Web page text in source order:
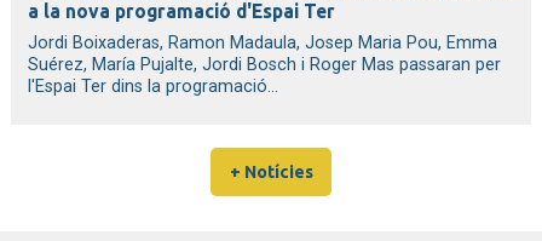
a la nova programació d'Espai Ter
Jordi Boixaderas, Ramon Madaula, Josep Maria Pou, Emma
Suérez, María Pujalte, Jordi Bosch i Roger Mas passaran per
l'Espai Ter dins la programació...
+ Notícies